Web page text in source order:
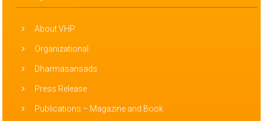
About VHP
Organizational
Dharmasansads
Press Release
Publications – Magazine and Book